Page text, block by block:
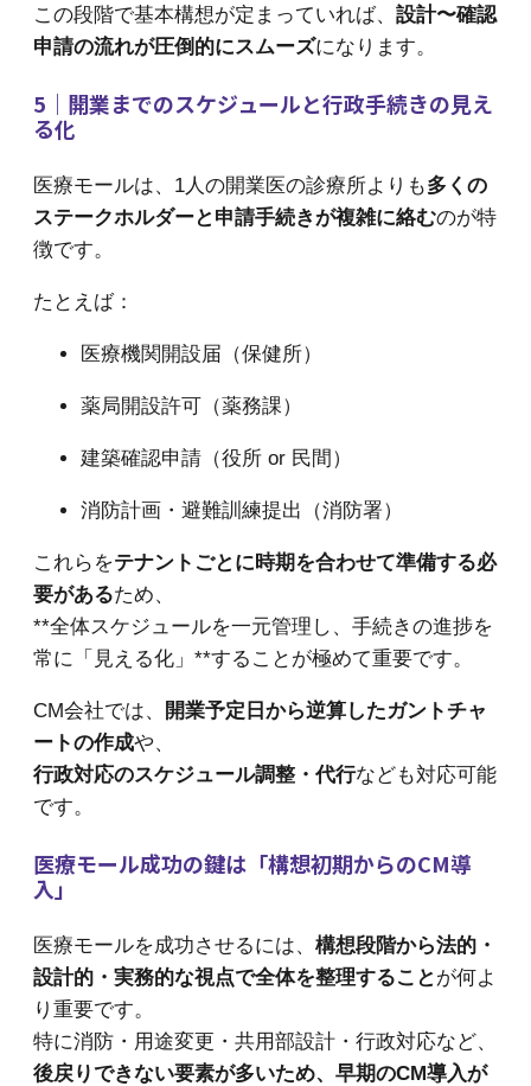
この段階で基本構想が定まっていれば、 設計〜確認
申請の流れが圧倒的にスムーズになります。
5｜開業までのスケジュールと行政手続きの見え
る化
医療モールは、1人の開業医の診療所よりも多くの
ステークホルダーと申請手続きが複雑に絡むのが特
徴です。
たとえば：
医療機関開設届（保健所）
薬局開設許可（薬務課）
建築確認申請（役所 or 民間）
消防計画・避難訓練提出（消防署）
これらをテナントごとに時期を合わせて準備する必
要があるため、
**全体スケジュールを一元管理し、手続きの進捗を
常に「見える化」**することが極めて重要です。
CM会社では、
開業予定日から逆算したガントチャ
ートの作成や、
行政対応のスケジュール調整・代行なども対応可能
です。
医療モール成功の鍵は「構想初期からのCM導
入」
医療モールを成功させるには、 構想段階から法的・
設計的・実務的な視点で全体を整理すること が何よ
り重要です。
特に消防・用途変更・共用部設計・行政対応など、
後戻りできない要素が多いため、早期のCM導入が